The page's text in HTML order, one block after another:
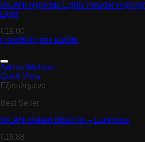
MILANI Hypnotic Lights Powder
Light
€19.00
Προσθήκη στο καλάθι
Add to Wishlist
Quick View
Εξαντλημένο
Best Seller
MILANI Baked Blush 05 – Luminoso
€16.88